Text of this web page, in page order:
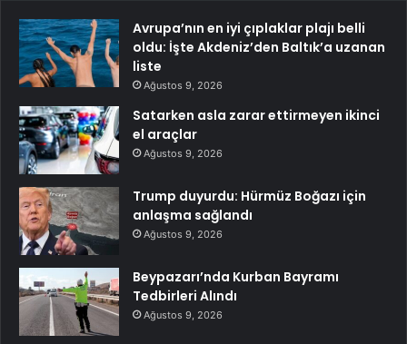
Avrupa’nın en iyi çıplaklar plajı belli
oldu: İşte Akdeniz’den Baltık’a uzanan
liste
Ağustos 9, 2026
Satarken asla zarar ettirmeyen ikinci
el araçlar
Ağustos 9, 2026
Trump duyurdu: Hürmüz Boğazı için
anlaşma sağlandı
Ağustos 9, 2026
Beypazarı’nda Kurban Bayramı
Tedbirleri Alındı
Ağustos 9, 2026